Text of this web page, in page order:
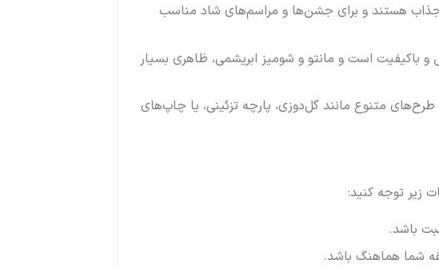
جذاب هستند و برای جشن‌ها و مراسم‌های شاد مناسب
و باکیفیت است و مانتو و شومیز ابریشمی، ظاهری بسیار
متنوع مانند گل‌دوزی، پارچه تزئینی، یا چاپ‌های
زیر توجه کنید:
باشد.
شما هماهنگ باشد.